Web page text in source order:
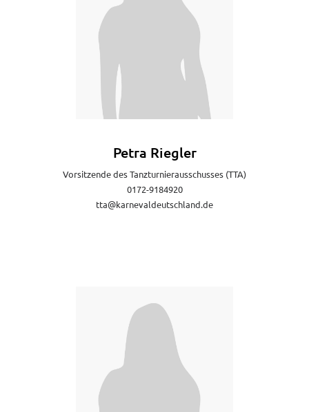
Petra Riegler
Vorsitzende des Tanzturnierausschusses (TTA)
0172-9184920
tta@karnevaldeutschland.de